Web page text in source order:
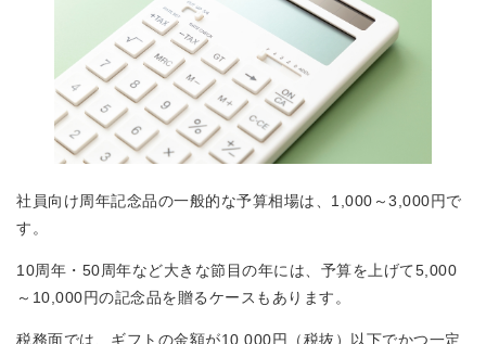
社員向け周年記念品の一般的な予算相場は、1,000～3,000円で
す。
10周年・50周年など大きな節目の年には、予算を上げて5,000
～10,000円の記念品を贈るケースもあります。
税務面では、ギフトの金額が10,000円（税抜）以下でかつ一定